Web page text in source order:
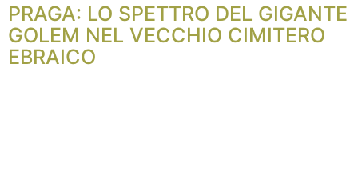
PRAGA: LO SPETTRO DEL GIGANTE
GOLEM NEL VECCHIO CIMITERO
EBRAICO